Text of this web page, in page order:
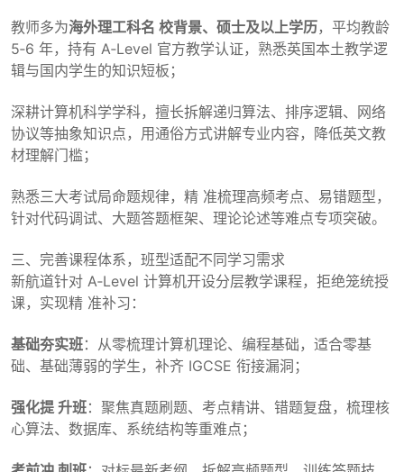
教师多为海外理工科名 校背景、硕士及以上学历，平均教龄
5‑6 年，持有 A‑Level 官方教学认证，熟悉英国本土教学逻
辑与国内学生的知识短板；
深耕计算机科学学科，擅长拆解递归算法、排序逻辑、网络
协议等抽象知识点，用通俗方式讲解专业内容，降低英文教
材理解门槛；
熟悉三大考试局命题规律，精 准梳理高频考点、易错题型，
针对代码调试、大题答题框架、理论论述等难点专项突破。
三、完善课程体系，班型适配不同学习需求
新航道针对 A‑Level 计算机开设分层教学课程，拒绝笼统授
课，实现精 准补习：
基础夯实班：从零梳理计算机理论、编程基础，适合零基
础、基础薄弱的学生，补齐 IGCSE 衔接漏洞；
强化提 升班：聚焦真题刷题、考点精讲、错题复盘，梳理核
心算法、数据库、系统结构等重难点；